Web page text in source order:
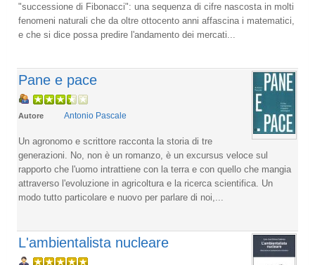
"successione di Fibonacci": una sequenza di cifre nascosta in molti
fenomeni naturali che da oltre ottocento anni affascina i matematici,
e che si dice possa predire l'andamento dei mercati...
Pane e pace
Autore Antonio Pascale
Un agronomo e scrittore racconta la storia di tre
generazioni. No, non è un romanzo, è un excursus veloce sul
rapporto che l'uomo intrattiene con la terra e con quello che mangia
attraverso l'evoluzione in agricoltura e la ricerca scientifica. Un
modo tutto particolare e nuovo per parlare di noi,...
L'ambientalista nucleare